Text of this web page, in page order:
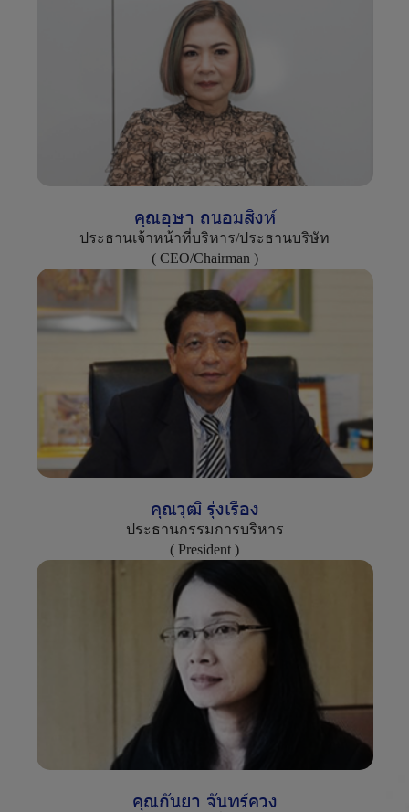
คุณอุษา ถนอมสิงห์
ประธานเจ้าหน้าที่บริหาร/ประธานบริษัท
( CEO/Chairman )
คุณวุฒิ รุ่งเรือง
ประธานกรรมการบริหาร
( President )
คุณกันยา จันทร์ควง